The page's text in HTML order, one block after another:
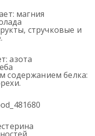
магния
стручковые и
азота
содержанием белка: